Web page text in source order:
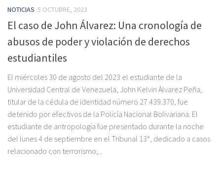
NOTICIAS 5 OCTUBRE, 2023
El caso de John Álvarez: Una cronología de
abusos de poder y violación de derechos
estudiantiles
El miércoles 30 de agosto del 2023 el estudiante de la
Universidad Central de Venezuela, John Kelvin Álvarez Peña,
titular de la cédula de identidad número 27.439.370, fue
detenido por efectivos de la Policía Nacional Bolivariana. El
estudiante de antropología fue presentado durante la noche
del lunes 4 de septiembre en el Tribunal 13°, dedicado a casos
relacionado con terrorismo,...